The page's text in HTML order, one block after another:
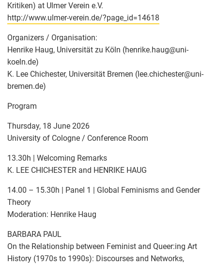
Kritiken) at Ulmer Verein e.V.
http://www.ulmer-verein.de/?page_id=14618
Organizers / Organisation:
Henrike Haug, Universität zu Köln (henrike.haug@uni-
koeln.de)
K. Lee Chichester, Universität Bremen (lee.chichester@uni-
bremen.de)
Program
Thursday, 18 June 2026
University of Cologne / Conference Room
13.30h | Welcoming Remarks
K. LEE CHICHESTER and HENRIKE HAUG
14.00 – 15.30h | Panel 1 | Global Feminisms and Gender
Theory
Moderation: Henrike Haug
BARBARA PAUL
On the Relationship between Feminist and Queer:ing Art
History (1970s to 1990s): Discourses and Networks,